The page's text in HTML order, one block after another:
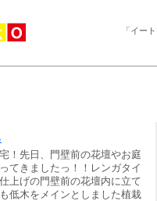
「イー
！先日、門壁前の花壇やお庭
てきましたっ！！レンガタイ
上げの門壁前の花壇内に立て
低木をメインとしました植栽